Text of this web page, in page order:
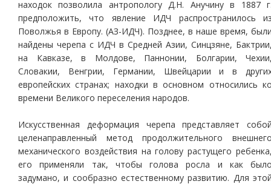
находок позволила антропологу Д.Н. Анучину в 1887
предположить, что явление ИДЧ распространилось
Поволжья в Европу. (АЗ-ИДЧ). Позднее, в наше время,
найдены черепа с ИДЧ в Средней Азии, Синцзяне,
на Кавказе, в Молдове, Паннонии, Болгарии,
Словакии, Венгрии, Германии, Швейцарии и в
европейских странах; находки в основном относились
времени Великого переселения народов.
Искусственная деформация черепа представляет
целенаправленный метод продолжительного
механического воздействия на голову растущего
его применяли так, чтобы голова росла и как
задумано, и сообразно естественному развитию. Для